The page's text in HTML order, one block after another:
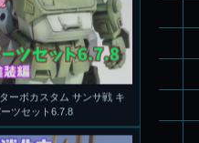
ーボカスタム サンサ戦 キ
ツセット6.7.8